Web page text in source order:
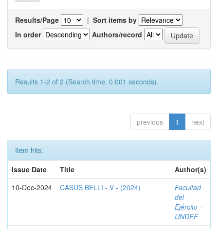
Results/Page | Sort items by
In order
Authors/record
Results 1-2 of 2 (Search time: 0.001 seconds).
previous 1 next
Item hits:
Issue Date
Title
Author(s)
10-Dec-2024
CASUS BELLI - V - (2024)
Facultad
del
Ejército -
UNDEF